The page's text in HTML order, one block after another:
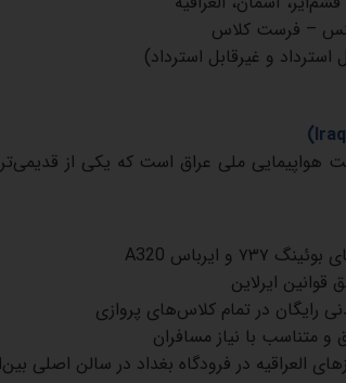
– فرست کلاس
و غیرقابل استرداد)
هواپیمایی ملی عراق است که یکی از
بوئینگ ۷۳۷ و ایرباس
قوانین ایرلاین
رایگان در تمام کلاس‌های پروازی
و متناسب با نیاز مسافران
العراقیه در فرودگاه بغداد در سالن اصلی